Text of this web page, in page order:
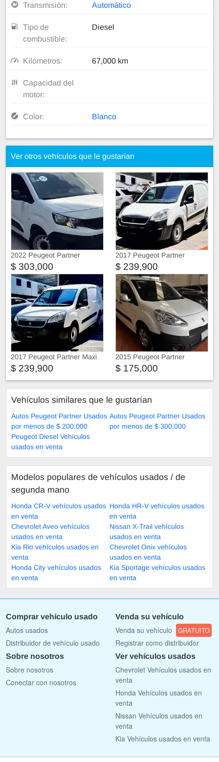
Transmisión: Automático
Tipo de
combustible:
Diesel
Kilómetros: 67,000 km
Capacidad del
motor:
Color: Blanco
Ver otros vehículos que le gustarían
2022 Peugeot Partner
$ 303,000
2017 Peugeot Partner
$ 239,900
2017 Peugeot Partner Maxi
$ 239,900
2015 Peugeot Partner
$ 175,000
Vehículos similares que le gustarían
Autos Peugeot Partner Usados
por menos de $ 200,000
Autos Peugeot Partner Usados
por menos de $ 300,000
Peugeot Diesel Vehículos
usados en venta
Modelos populares de vehículos usados ​​/ de
segunda mano
Honda CR-V vehículos usados
en venta
Honda HR-V vehículos usados
en venta
Chevrolet Aveo vehículos
usados en venta
Nissan X-Trail vehículos
usados en venta
Kia Rio vehículos usados en
venta
Chevrolet Onix vehículos
usados en venta
Honda City vehículos usados
en venta
Kia Sportage vehículos usados
en venta
Comprar vehículo usado
Autos usados
Distribuidor de vehículo usado
Venda su vehículo
Venda su vehículo GRATUITO
Registrar como distribuidor
Sobre nosotros
Sobre nosotros
Conectar con nosotros
Ver vehículos usados
Chevrolet Vehículos usados en
venta
Honda Vehículos usados en
venta
Nissan Vehículos usados en
venta
Kia Vehículos usados en venta